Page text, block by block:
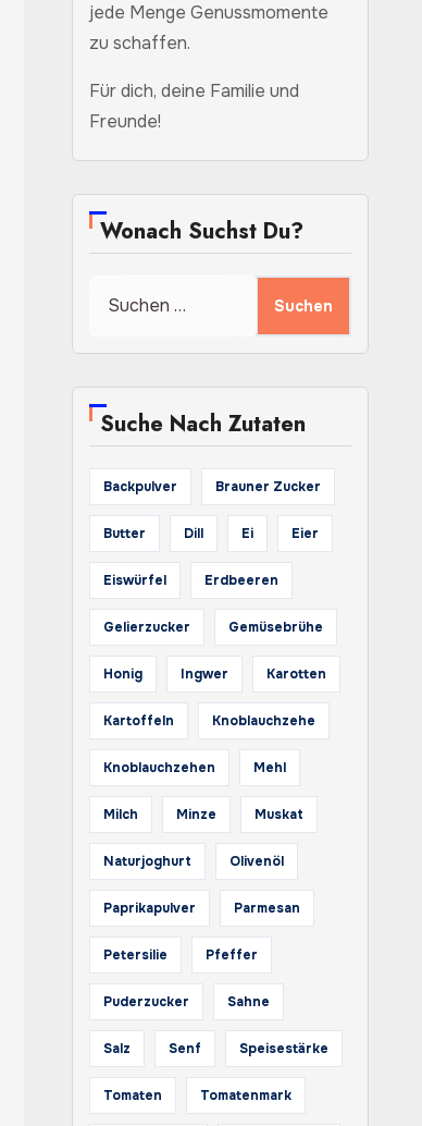
jede Menge Genussmomente
zu schaffen.
Für dich, deine Familie und
Freunde!
Wonach Suchst Du?
Suche Nach Zutaten
Backpulver Brauner Zucker
Butter Dill Ei Eier
Eiswürfel Erdbeeren
Gelierzucker Gemüsebrühe
Honig Ingwer Karotten
Kartoffeln Knoblauchzehe
Knoblauchzehen Mehl
Milch Minze Muskat
Naturjoghurt Olivenöl
Paprikapulver Parmesan
Petersilie Pfeffer
Puderzucker Sahne
Salz Senf Speisestärke
Tomaten Tomatenmark